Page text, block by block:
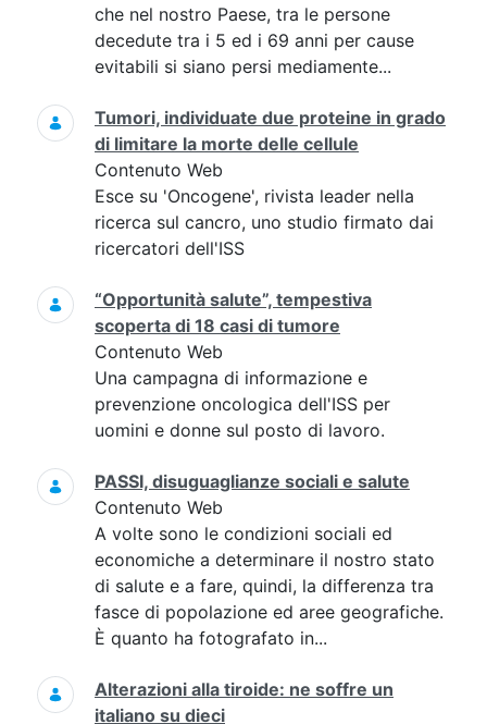
che nel nostro Paese, tra le persone
decedute tra i 5 ed i 69 anni per cause
evitabili si siano persi mediamente...
Tumori, individuate due proteine in grado
di limitare la morte delle cellule
Contenuto Web
Esce su 'Oncogene', rivista leader nella
ricerca sul cancro, uno studio firmato dai
ricercatori dell'ISS
“Opportunità salute”, tempestiva
scoperta di 18 casi di tumore
Contenuto Web
Una campagna di informazione e
prevenzione oncologica dell'ISS per
uomini e donne sul posto di lavoro.
PASSI, disuguaglianze sociali e salute
Contenuto Web
A volte sono le condizioni sociali ed
economiche a determinare il nostro stato
di salute e a fare, quindi, la differenza tra
fasce di popolazione ed aree geografiche.
È quanto ha fotografato in...
Alterazioni alla tiroide: ne soffre un
italiano su dieci